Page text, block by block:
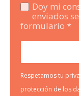
Doy mi
enviados
formulario *
Respetamos tu
protección de los